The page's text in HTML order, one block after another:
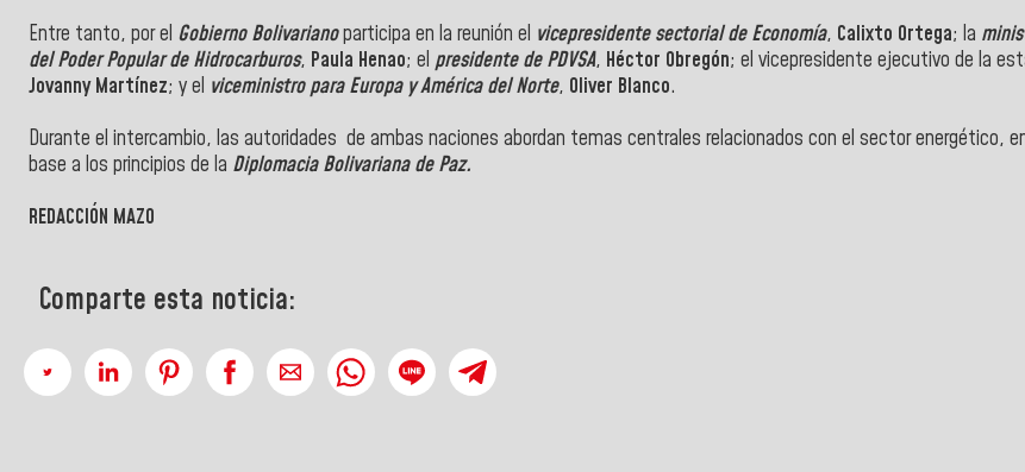
Entre tanto, por el Gobierno Bolivarianoparticipa en la reunión el vicepresidente sectorial de Economía, Calixto Ortega; la
del Poder Popular de Hidrocarburos, Paula Henao; el presidente de PDVSA, Héctor Obregón; el vicepresidente ejecutivo de la
Jovanny Martínez; y el viceministro para Europa y América del Norte, Oliver Blanco.
Durante el intercambio, las autoridades de ambas naciones abordan temas centrales relacionados con el sector energético,
base a los principios de la Diplomacia Bolivariana de Paz.
REDACCIÓN MAZO
Comparte esta noticia: